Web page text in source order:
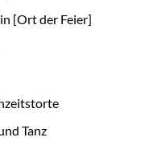
[Ort der Feier]
Tanz